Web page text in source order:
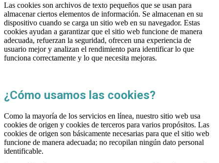
Las cookies son archivos de texto pequeños que se usan para
almacenar ciertos elementos de información. Se almacenan en su
dispositivo cuando se carga un sitio web en su navegador. Estas
cookies ayudan a garantizar que el sitio web funcione de manera
adecuada, refuerzan la seguridad, ofrecen una experiencia de
usuario mejor y analizan el rendimiento para identificar lo que
funciona correctamente y lo que necesita mejoras.
¿Cómo usamos las cookies?
Como la mayoría de los servicios en línea, nuestro sitio web usa
cookies de origen y cookies de terceros para varios propósitos. Las
cookies de origen son básicamente necesarias para que el sitio web
funcione de manera adecuada; no recopilan ningún dato personal
identificable.